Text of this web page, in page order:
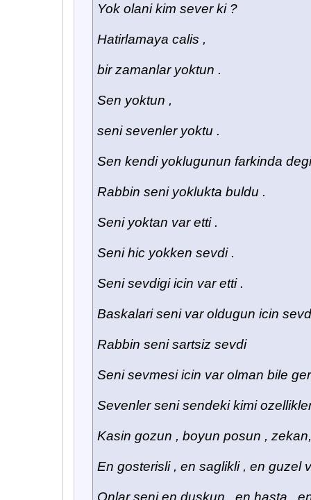
Yok olani kim sever ki ?
Hatirlamaya calis ,
bir zamanlar yoktun .
Sen yoktun ,
seni sevenler yoktu .
Sen kendi yoklugunun farkinda
Rabbin seni yoklukta buldu .
Seni yoktan var etti .
Seni hic yokken sevdi .
Seni sevdigi icin var etti .
Baskalari seni var oldugun icin
Rabbin seni sartsiz sevdi
Seni sevmesi icin var olman bile
Sevenler seni sendeki kimi
Kasin gozun , boyun posun ,
En gosterisli , en saglikli , en guzel
Onlar seni en duskun , en hasta ,